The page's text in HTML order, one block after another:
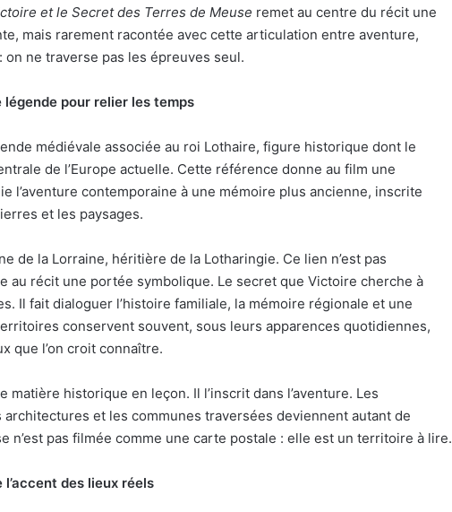
et le Secret des Terres de Meuse remet au centre du récit une
mais rarement racontée avec cette articulation entre aventure,
ne traverse pas les épreuves seul.
légende pour relier les temps
médiévale associée au roi Lothaire, figure historique dont le
de l’Europe actuelle. Cette référence donne au film une
l’aventure contemporaine à une mémoire plus ancienne, inscrite
et les paysages.
de la Lorraine, héritière de la Lotharingie. Ce lien n’est pas
au récit une portée symbolique. Le secret que Victoire cherche à
Il fait dialoguer l’histoire familiale, la mémoire régionale et une
conservent souvent, sous leurs apparences quotidiennes,
que l’on croit connaître.
matière historique en leçon. Il l’inscrit dans l’aventure. Les
architectures et les communes traversées deviennent autant de
n’est pas filmée comme une carte postale : elle est un territoire à lire.
des lieux réels